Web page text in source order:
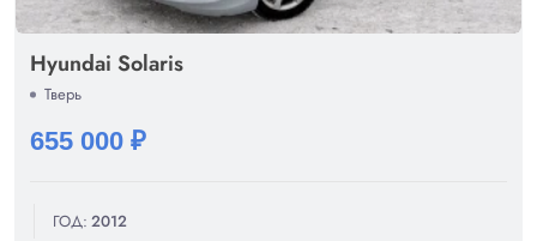
Hyundai Solaris
Тверь
655 000 ₽
ГОД: 2012